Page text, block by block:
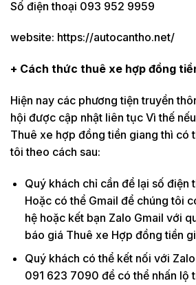
Số điện thoại 093 952 9959
website: https://autocantho.net/
+ Cách thức thuê xe hợp đồng
Hiện nay các phương tiện truyền
hội được cập nhật liên tục Vì thế
Thuê xe hợp đồng tiền giang thì có
tôi theo cách sau:
Quý khách chỉ cần để lại số điện
Hoặc có thể Gmail để chúng tôi
hệ hoặc kết bạn Zalo Gmail với
báo giá Thuê xe Hợp đồng tiền
Quý khách có thể kết nối với
091 623 7090 để có thể nhấn lộ